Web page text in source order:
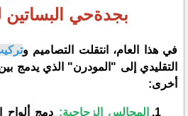
بجدةحي البساتين
​في هذا العام، انتقلت التصاميم و
التقليدي إلى "المودرن" الذي يدمج
أخرى:
المجالس الزجاجية: دمج ألواح